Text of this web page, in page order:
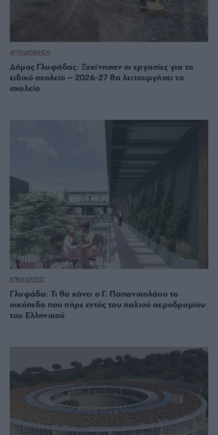
ΑΥΤΟΔΙΟΙΚΗΣΗ
Δήμος Γλυφάδας: Ξεκίνησαν οι εργασίες για το
ειδικό σχολείο – 2026-27 θα λειτουργήσει το
σχολείο
ΕΠΕΝΔΥΣΕΙΣ
Γλυφάδα: Τι θα κάνει ο Γ. Παπανικολάου το
οικόπεδο που πήρε εντός του παλιού αεροδρομίου
του Ελληνικού